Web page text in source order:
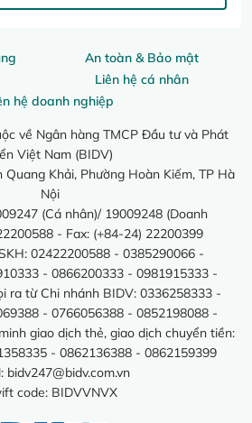
An toàn & Bảo mật
Liên hệ cá nhân
hệ doanh nghiệp
về Ngân hàng TMCP Đầu tư và Phát
Việt Nam (BIDV)
Quang Khải, Phường Hoàn Kiếm, TP Hà
Nội
(Cá nhân)/ 19009248 (Doanh
- Fax: (+84-24) 22200399
02422200588 - 0385290066 -
- 0866200333 - 0981915333 -
ra từ Chi nhánh BIDV: 0336258333 -
- 0766056388 - 0852198088 -
giao dịch thẻ, giao dịch chuyển tiền:
- 0862136388 - 0862159399
bidv247@bidv.com.vn
code: BIDVVNVX